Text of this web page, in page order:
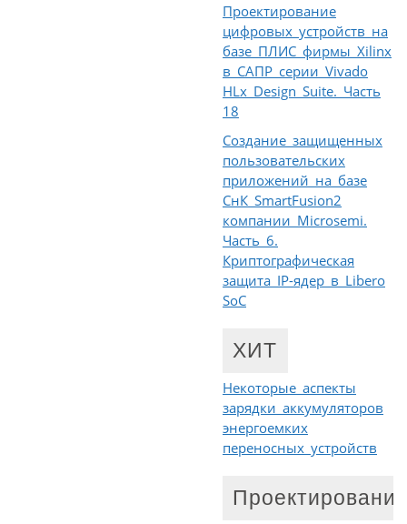
Проектирование
цифровых устройств на
базе ПЛИС фирмы Xilinx
в САПР серии Vivado
HLx Design Suite. Часть
18
Создание защищенных
пользовательских
приложений на базе
СнК SmartFusion2
компании Microsemi.
Часть 6.
Криптографическая
защита IP-ядер в Libero
SoC
ХИТ
Некоторые аспекты
зарядки аккумуляторов
энергоемких
переносных устройств